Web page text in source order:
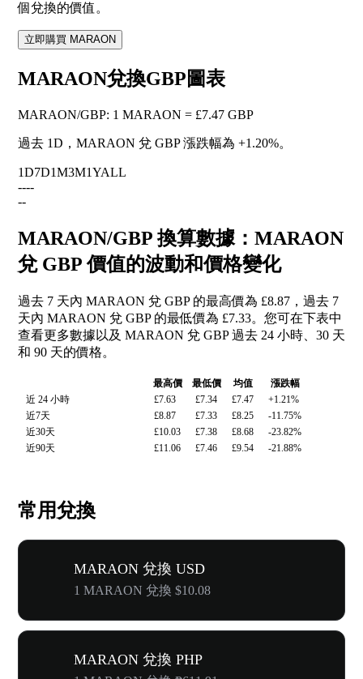
個兌換的價值。
立即購買 MARAON
MARAON兌換GBP圖表
MARAON/GBP: 1 MARAON = £7.47 GBP
過去 1D，MARAON 兌 GBP 漲跌幅為 +1.20%。
1D7D1M3M1YALL
----
--
MARAON/GBP 換算數據：MARAON
兌 GBP 價值的波動和價格變化
過去 7 天內 MARAON 兌 GBP 的最高價為 £8.87，過去 7
天內 MARAON 兌 GBP 的最低價為 £7.33。您可在下表中
查看更多數據以及 MARAON 兌 GBP 過去 24 小時、30 天
和 90 天的價格。
最高價 最低價 均值
漲跌幅
近 24 小時
£7.63 £7.34 £7.47
+1.21%
近7天
£8.87 £7.33 £8.25
-11.75%
近30天
£10.03 £7.38 £8.68
-23.82%
近90天
£11.06 £7.46 £9.54 -21.88%
常用兌換
MARAON 兌換 USD
1 MARAON 兌換 $10.08
MARAON 兌換 PHP